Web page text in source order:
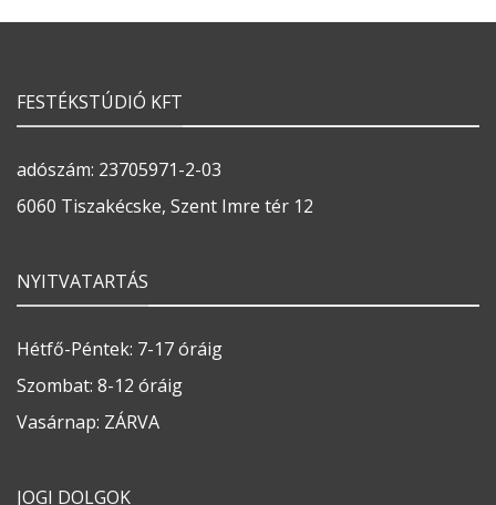
FESTÉKSTÚDIÓ KFT
adószám: 23705971-2-03
6060 Tiszakécske, Szent Imre tér 12
NYITVATARTÁS
Hétfő-Péntek: 7-17 óráig
Szombat: 8-12 óráig
Vasárnap: ZÁRVA
JOGI DOLGOK